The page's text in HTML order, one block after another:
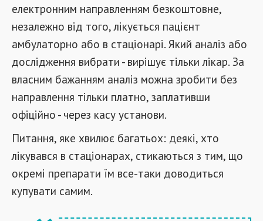
електронним направленням безкоштовне,
незалежно від того, лікується пацієнт
амбулаторно або в стаціонарі. Який аналіз або
дослідження вибрати - вирішує тільки лікар. За
власним бажанням аналіз можна зробити без
направлення тільки платно, заплативши
офіційно - через касу установи.
Питання, яке хвилює багатьох: деякі, хто
лікувався в стаціонарах, стикаються з тим, що
окремі препарати їм все-таки доводиться
купувати самим.